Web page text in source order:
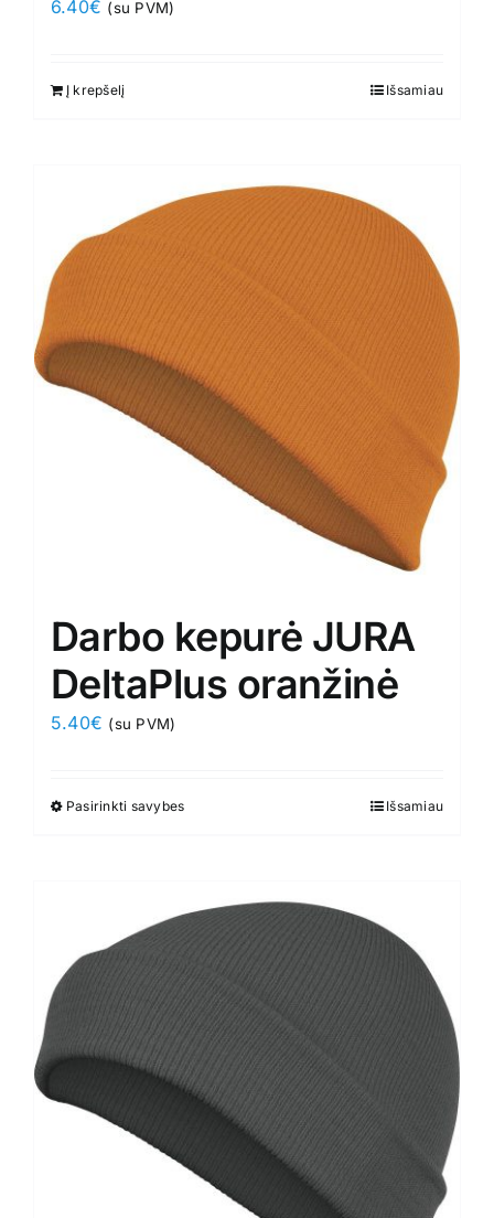
6.40€ (su PVM)
Į krepšelį Išsamiau
Darbo kepurė JURA
DeltaPlus oranžinė
5.40€ (su PVM)
Pasirinkti savybesThis
multiple
The
options
may
be
chosen
product
page
Išsamiau